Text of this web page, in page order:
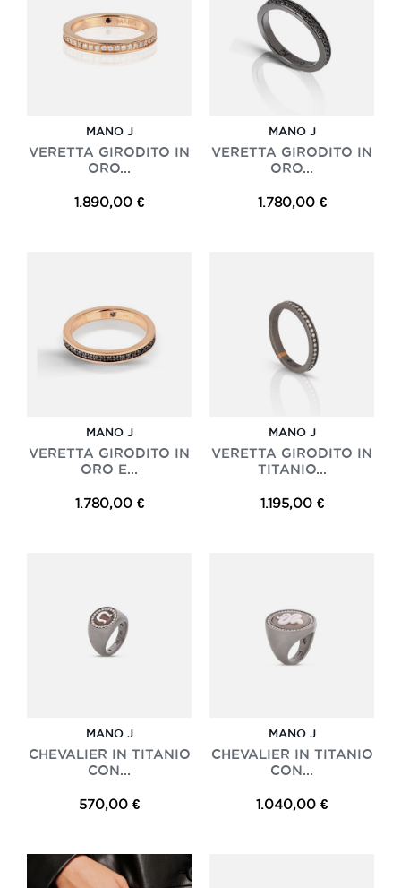
MANO J
VERETTA GIRODITO IN
ORO...
1.890,00 €
MANO J
VERETTA GIRODITO IN
ORO...
1.780,00 €
MANO J
VERETTA GIRODITO IN
ORO E...
1.780,00 €
MANO J
VERETTA GIRODITO IN
TITANIO...
1.195,00 €
MANO J
CHEVALIER IN TITANIO
CON...
570,00 €
MANO J
CHEVALIER IN TITANIO
CON...
1.040,00 €